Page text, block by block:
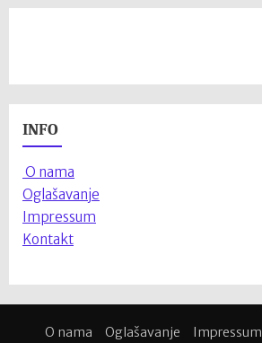
INFO
O nama
Oglašavanje
Impressum
Kontakt
O nama Oglašavanje Impressum